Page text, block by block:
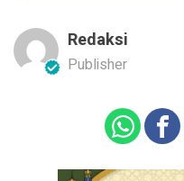
Redaksi
Publisher